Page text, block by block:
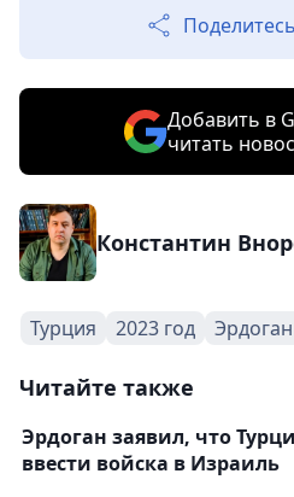
Добавить в
читать
Константин
Турция 2023 год
Читайте также
Эрдоган заявил, что
ввести войска в Израиль